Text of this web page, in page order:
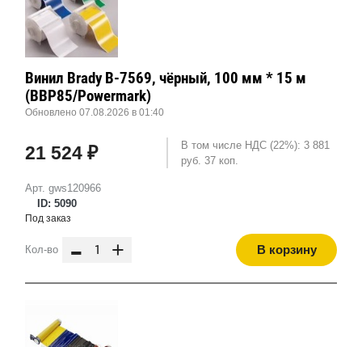
Арт. gws120966
ID: 5090
Винил Brady B-7569, чёрный, 100 мм * 15 м
(BBP85/Powermark)
Обновлено 07.08.2026 в 01:40
21 524 ₽
В том числе НДС (22%): 3 881
руб. 37 коп.
Под заказ
Кол-во - + В корзину